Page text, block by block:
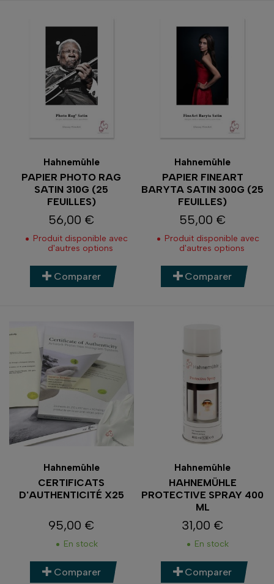
Hahnemühle
PAPIER PHOTO RAG
SATIN 310G (25
FEUILLES)
Prix
56,00 €
Produit disponible avec
d'autres options
Comparer
Hahnemühle
PAPIER FINEART
BARYTA SATIN 300G (25
FEUILLES)
Prix
55,00 €
Produit disponible avec
d'autres options
Comparer
Hahnemühle
CERTIFICATS
D'AUTHENTICITÉ X25
Prix
95,00 €
En stock
Comparer
Hahnemühle
HAHNEMÜHLE
PROTECTIVE SPRAY 400
ML
Prix
31,00 €
En stock
Comparer